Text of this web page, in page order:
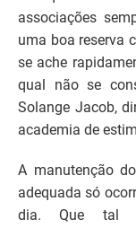
associações
uma boa reserva
se ache
qual não se
Solange Jacob,
academia de
A manutenção
adequada só
dia. Que tal